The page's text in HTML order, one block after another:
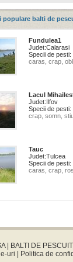
populare balti de
Fundulea1
Judet:Calarasi
Specii de pesti:
caras, crap,
Lacul
Judet:Ilfov
Specii de pesti:
crap, somn,
Tauc
Judet:Tulcea
Specii de pesti:
caras, crap,
| BALTI DE PESCUIT
uri
Politica de